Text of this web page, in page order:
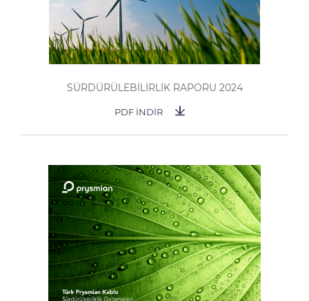
SÜRDÜRÜLEBİLİRLİK RAPORU 2024
PDF İNDİR